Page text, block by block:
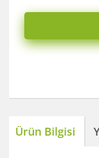
Ürün Bilgisi